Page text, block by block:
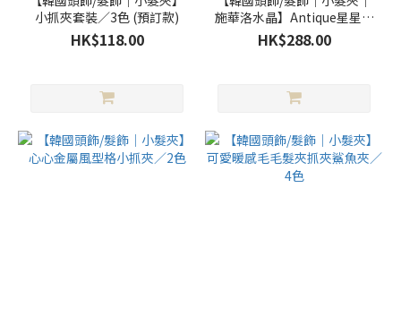
小抓夾套裝／3色 (預訂款)
HK$118.00
施華洛水晶】Antique星星蝴
蝶小抓夾 ／6色 預訂款
HK$288.00